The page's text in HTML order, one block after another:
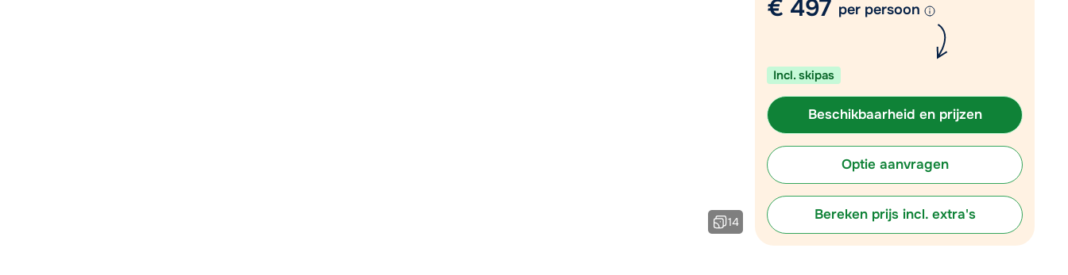
Plan een terugbelverzoek
Chat met wintersportspecialist
Bel ons via 0348 - 43 46 49
14
€ 497 per persoon
Incl. skipas
Beschikbaarheid en prijzen
Optie aanvragen
Bereken prijs incl. extra's